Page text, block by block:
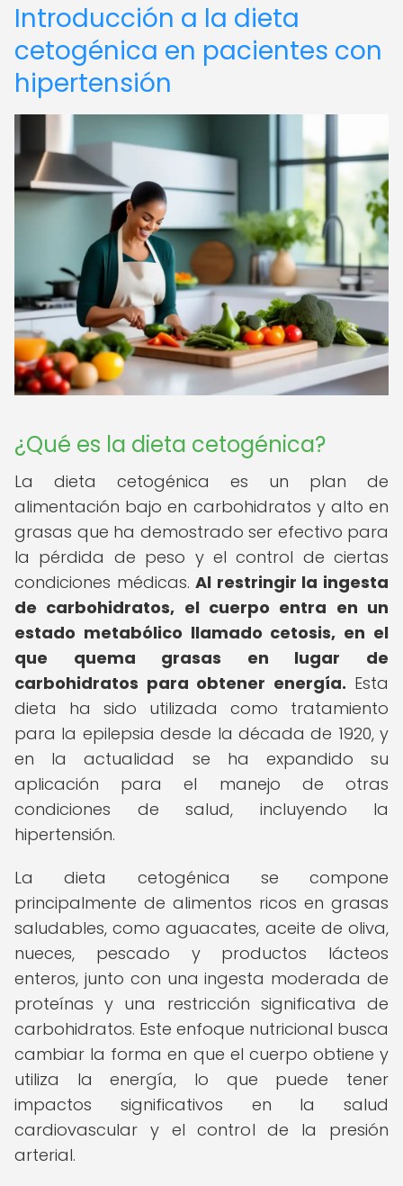
Introducción a la dieta
cetogénica en pacientes con
hipertensión
¿Qué es la dieta cetogénica?
La dieta cetogénica es un plan de
alimentación bajo en carbohidratos y alto en
grasas que ha demostrado ser efectivo para
la pérdida de peso y el control de ciertas
condiciones médicas.Al restringir la ingesta
de carbohidratos, el cuerpo entra en un
estado metabólico llamado cetosis, en el
que quema grasas en lugar de
carbohidratos para obtener energía. Esta
dieta ha sido utilizada como tratamiento
para la epilepsia desde la década de 1920, y
en la actualidad se ha expandido su
aplicación para el manejo de otras
condiciones de salud, incluyendo la
hipertensión.
La dieta cetogénica se compone
principalmente de alimentos ricos en grasas
saludables, como aguacates, aceite de oliva,
nueces, pescado y productos lácteos
enteros, junto con una ingesta moderada de
proteínas y una restricción significativa de
carbohidratos. Este enfoque nutricional busca
cambiar la forma en que el cuerpo obtiene y
utiliza la energía, lo que puede tener
impactos significativos en la salud
cardiovascular y el control de la presión
arterial.